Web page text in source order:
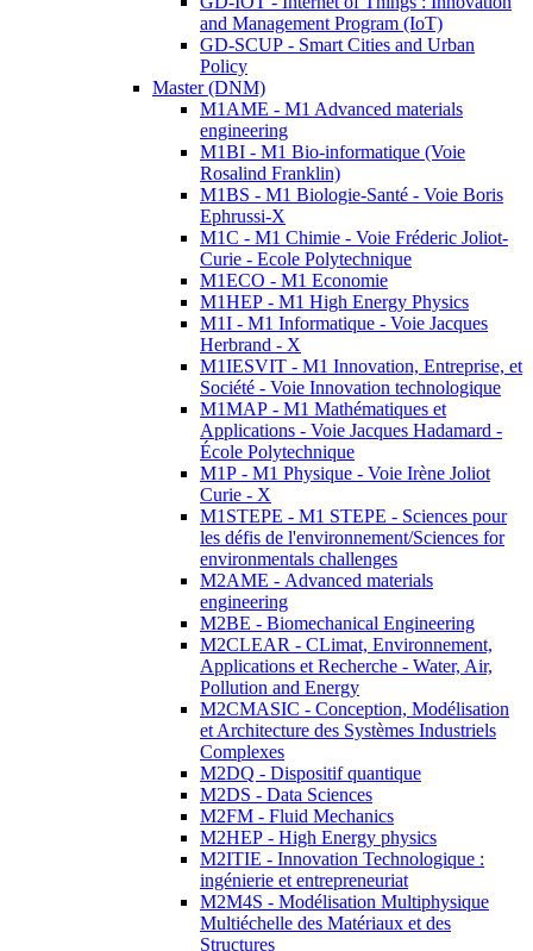
and Management Program (IoT)
GD-SCUP - Smart Cities and Urban
Policy
Master (DNM)
M1AME - M1 Advanced materials
engineering
M1BI - M1 Bio-informatique (Voie
Rosalind Franklin)
M1BS - M1 Biologie-Santé - Voie Boris
Ephrussi-X
M1C - M1 Chimie - Voie Fréderic Joliot-
Curie - Ecole Polytechnique
M1ECO - M1 Economie
M1HEP - M1 High Energy Physics
M1I - M1 Informatique - Voie Jacques
Herbrand - X
M1IESVIT - M1 Innovation, Entreprise, et
Société - Voie Innovation technologique
M1MAP - M1 Mathématiques et
Applications - Voie Jacques Hadamard -
École Polytechnique
M1P - M1 Physique - Voie Irène Joliot
Curie - X
M1STEPE - M1 STEPE - Sciences pour
les défis de l'environnement/Sciences for
environmentals challenges
M2AME - Advanced materials
engineering
M2BE - Biomechanical Engineering
M2CLEAR - CLimat, Environnement,
Applications et Recherche - Water, Air,
Pollution and Energy
M2CMASIC - Conception, Modélisation
et Architecture des Systèmes Industriels
Complexes
M2DQ - Dispositif quantique
M2DS - Data Sciences
M2FM - Fluid Mechanics
M2HEP - High Energy physics
M2ITIE - Innovation Technologique :
ingénierie et entrepreneuriat
M2M4S - Modélisation Multiphysique
Multiéchelle des Matériaux et des
Structures